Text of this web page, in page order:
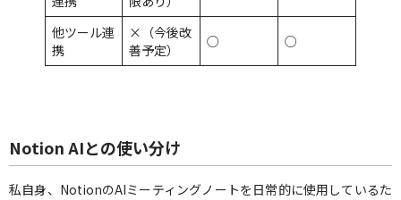
他ツール連
携
×（今後改
善予定）
○ ○
Notion AIとの使い分け
私自身、NotionのAIミーティングノートを日常的に使用しているた